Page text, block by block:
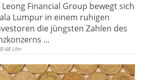
Financial Group bewegt sich
Lumpur in einem ruhigen
die jüngsten Zahlen des
...
Uhr